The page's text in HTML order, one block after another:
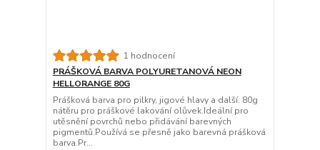
1 hodnocení
PRÁŠKOVÁ BARVA POLYURETANOVÁ NEON
HELLORANGE 80G
Prášková barva pro pilkry, jigové hlavy a další. 80g
nátěru pro práškové lakování olůvek.Ideální pro
utěsnění povrchů nebo přidávání barevných
pigmentů.Používá se přesně jako barevná prášková
barva.Pr...